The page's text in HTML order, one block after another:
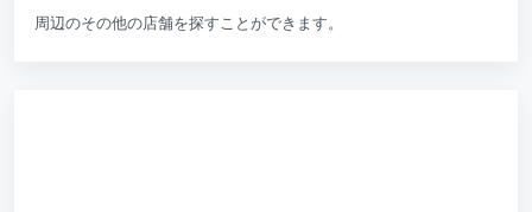
周辺のその他の店舗を探すことができます。